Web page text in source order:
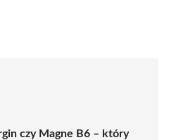
czy Magne B6 – który